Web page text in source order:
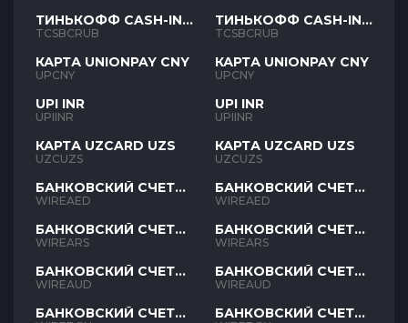
ТИНЬКОФФ CASH-IN
RUB
TCSBCRUB
КАРТА UNIONPAY CNY
UPCNY
UPI INR
UPIINR
КАРТА UZCARD UZS
UZCUZS
БАНКОВСКИЙ СЧЕТ
AED
WIREAED
БАНКОВСКИЙ СЧЕТ
ARS
WIREARS
БАНКОВСКИЙ СЧЕТ
AUD
WIREAUD
БАНКОВСКИЙ СЧЕТ
ТИНЬКОФФ CASH-IN
RUB
TCSBCRUB
КАРТА UNIONPAY CNY
UPCNY
UPI INR
UPIINR
КАРТА UZCARD UZS
UZCUZS
БАНКОВСКИЙ СЧЕТ
AED
WIREAED
БАНКОВСКИЙ СЧЕТ
ARS
WIREARS
БАНКОВСКИЙ СЧЕТ
AUD
WIREAUD
БАНКОВСКИЙ СЧЕТ